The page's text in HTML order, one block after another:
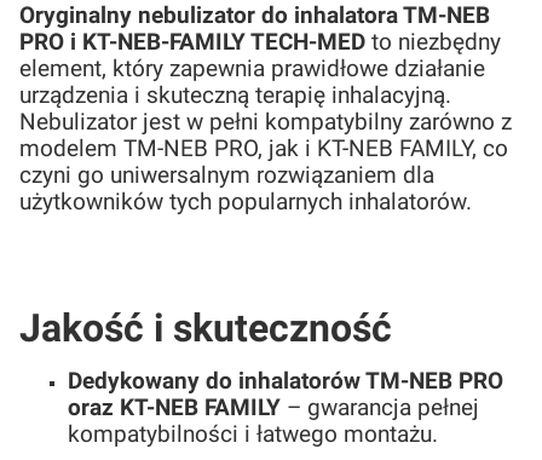
Oryginalny nebulizator do inhalatora TM-NEB
PRO i KT-NEB-FAMILY TECH-MED to niezbędny
element, który zapewnia prawidłowe działanie
urządzenia i skuteczną terapię inhalacyjną.
Nebulizator jest w pełni kompatybilny zarówno z
modelem TM-NEB PRO, jak i KT-NEB FAMILY, co
czyni go uniwersalnym rozwiązaniem dla
użytkowników tych popularnych inhalatorów.
Jakość i skuteczność
Dedykowany do inhalatorów TM-NEB PRO
oraz KT-NEB FAMILY – gwarancja pełnej
kompatybilności i łatwego montażu.